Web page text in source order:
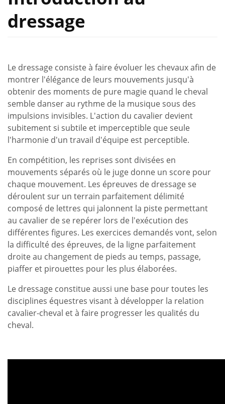
dressage
Le dressage consiste à faire évoluer les chevaux afin de
montrer l'élégance de leurs mouvements jusqu'à
obtenir des moments de pure magie quand le cheval
semble danser au rythme de la musique sous des
impulsions invisibles. L'action du cavalier devient
subitement si subtile et imperceptible que seule
l'harmonie d'un travail d'équipe est perceptible.
En compétition, les reprises sont divisées en
mouvements séparés où le juge donne un score pour
chaque mouvement. Les épreuves de dressage se
déroulent sur un terrain parfaitement délimité
composé de lettres qui jalonnent la piste permettant
au cavalier de se repérer lors de l'exécution des
différentes figures. Les exercices demandés vont, selon
la difficulté des épreuves, de la ligne parfaitement
droite au changement de pieds au temps, passage,
piaffer et pirouettes pour les plus élaborées.
Le dressage constitue aussi une base pour toutes les
disciplines équestres visant à développer la relation
cavalier-cheval et à faire progresser les qualités du
cheval.